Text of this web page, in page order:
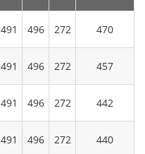
491 496 272 470
491 496 272 457
491 496 272 442
491 496 272 440